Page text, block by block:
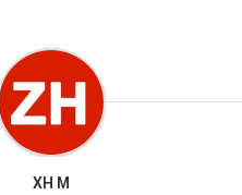
XH M